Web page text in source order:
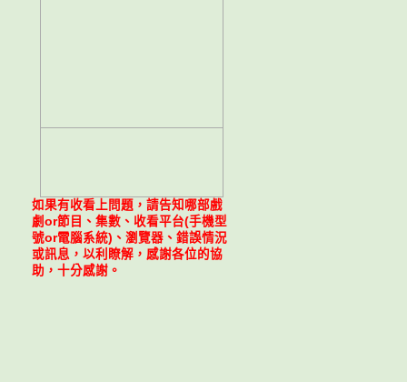
如果有收看上問題，請告知哪部戲
劇or節目、集數、收看平台(手機型
號or電腦系統)、瀏覽器、錯誤情況
或訊息，以利瞭解，感謝各位的協
助，十分感謝。